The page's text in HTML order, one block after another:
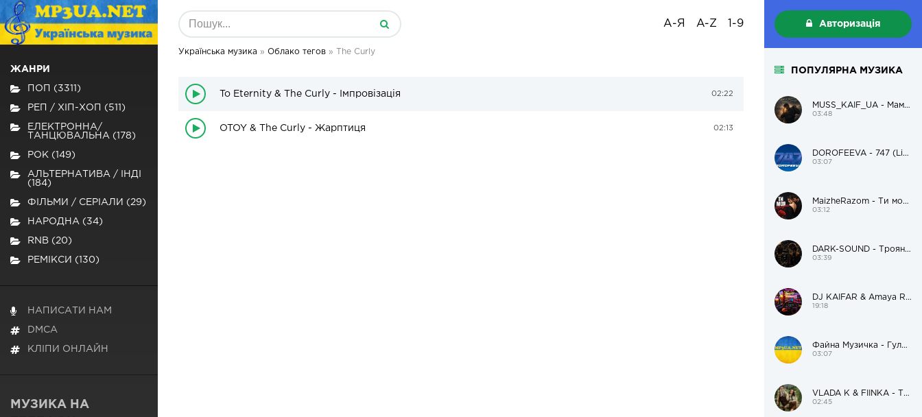
А-Я A-Z 1-9 Авторизація
Українська музика » Облако тегов » The Curly
To Eternity & The Curly - Імпровізація 02:22
OTOY & The Curly - Жарптиця 02:13
ЖАНРИ
ПОП (3311)
РЕП / ХІП-ХОП (511)
ЕЛЕКТРОННА/
ТАНЦЮВАЛЬНА (178)
РОК (149)
АЛЬТЕРНАТИВА / ІНДІ
(184)
ФІЛЬМИ / СЕРІАЛИ (29)
НАРОДНА (34)
RNB (20)
РЕМІКСИ (130)
НАПИСАТИ НАМ
DMCA
КЛІПИ ОНЛАЙН
МУЗИКА НА
ПОПУЛЯРНА МУЗИКА
MUSS_KAIF_UA - Мам, я пацанам поможу і додому
03:48
DOROFEEVA - 747 (Live Version)
03:07
MaizheRazom - Ти моя трояндочка
03:12
DARK-SOUND - Троянда чорна
03:39
DJ KAIFAR & Amaya Roma – В дорогу
19:18
Файна Музичка - Гуляй, гуляй до ранечку!
03:07
VLADA K & FIÏNKA - Там, де музика
02:45